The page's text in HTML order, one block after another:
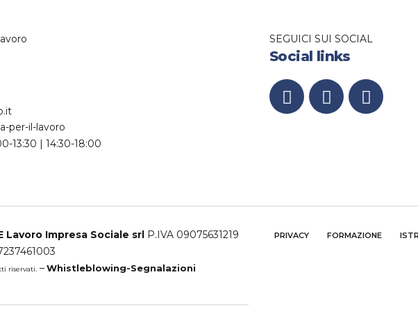
per-il-lavoro
13:30 | 14:30-18:00
SEGUICI SUI SOCIAL
Social links
Lavoro Impresa Sociale srl P.IVA 09075631219
riservati. –Whistleblowing-Segnalazioni
PRIVACY FORMAZIONE